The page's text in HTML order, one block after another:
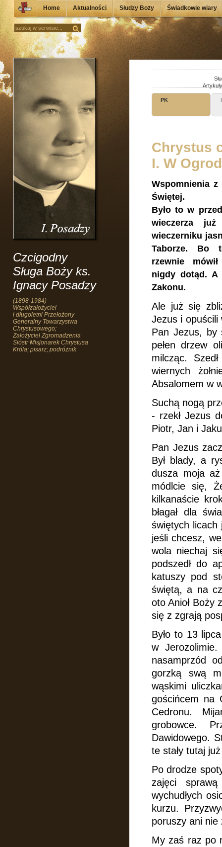
Home Aktualności Słudzy Boży Świadkowie wiary
Czcigodny
Sługa Boży ks.
Ignacy Posadzy
(1898-1984)
Współzałożyciel
i długoletni Przełożony
Generalny Towarzystwa
Chrystusowego;
Założyciel Zgromadzenia
Sióstr Misjonarek Chrystusa
Króla; pisarz; podróżnik
Artykuły
PK
Chrystus
I. W
Wspomnienia
Świętej.
Było to w
wieczerza
wieczerniku
Taborze. Bo
rzewnie
nigdy dotąd. A
Zakonu.
Ale już się
Jezus i opuścili
Pan Jezus, by
pełen drzew
milcząc.
wiernych
Absalomem w
Suchą nogą
- rzekł Jezus
Piotr, Jan i
Pan Jezus
Był blady, a
dusza moja
módlcie się,
kilkanaście
błagał dla
świętych licach
jeśli chcesz,
wola niechaj
podszedł do
katuszy pod
świętą, a na
oto Anioł Boży
się z zgrają
Było to 13
w
nasamprzód
gorzką swą
wąskimi
gościńcem na
Cedronu.
grobowce.
Dawidowego.
te stały tutaj
Po drodze
zajęci
wychudłych
kurzu.
poruszy ani nie
My zaś raz po